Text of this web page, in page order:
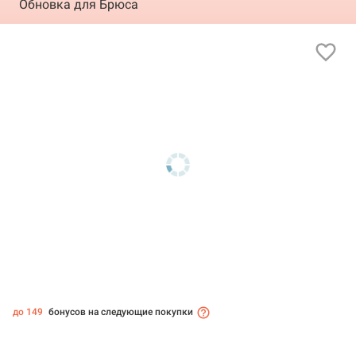
Обновка для Брюса
до 149 бонусов на следующие покупки